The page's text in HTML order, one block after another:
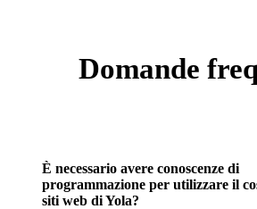
Domande
È necessario avere conoscenze di
programmazione per utilizzare il
siti web di Yola?